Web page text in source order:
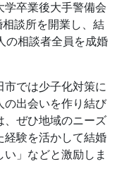
学卒業後大手警備会
談所を開業し、結
の相談者全員を成婚
では少子化対策に
の出会いを作り結び
、ぜひ地域のニーズ
経験を活かして結婚
」などと激励しま